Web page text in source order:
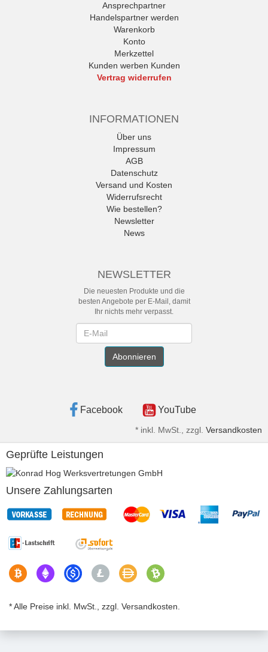
Ansprechpartner
Handelspartner werden
Warenkorb
Konto
Merkzettel
Kunden werben Kunden
Vertrag widerrufen
INFORMATIONEN
Über uns
Impressum
AGB
Datenschutz
Versand und Kosten
Widerrufsrecht
Wie bestellen?
Newsletter
News
NEWSLETTER
Die neuesten Produkte und die
besten Angebote per E-Mail, damit
Ihr nichts mehr verpasst.
Abonnieren
Facebook YouTube
* inkl. MwSt., zzgl. Versandkosten
Geprüfte Leistungen
Unsere Zahlungsarten
* Alle Preise inkl. MwSt., zzgl. Versandkosten.